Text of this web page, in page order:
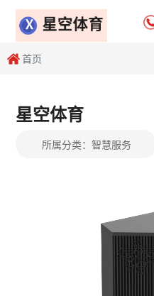
首页
星空体育
所属分类： 智慧服务